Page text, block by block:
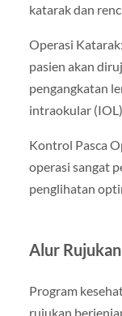
katarak dan
Operasi
pasien akan
pengangkatan
intraokular
Kontrol Pasca
operasi sangat
penglihatan
Alur
Program
rujukan